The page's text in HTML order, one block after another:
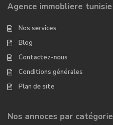
Agence immobliere tunisie
Nos services
Blog
Contactez-nous
Conditions générales
Plan de site
Nos annoces par catégorie